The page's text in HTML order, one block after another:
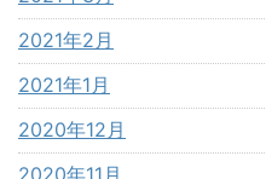
2021年2月
2021年1月
2020年12月
2020年11月